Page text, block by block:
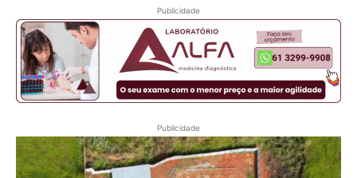
Publicidade
Publicidade